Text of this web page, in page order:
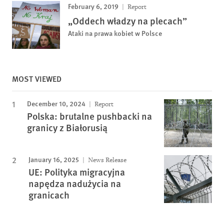
February 6, 2019 Report
„Oddech władzy na plecach”
Ataki na prawa kobiet w Polsce
MOST VIEWED
December 10, 2024 Report
Polska: brutalne pushbacki na
granicy z Białorusią
January 16, 2025 News Release
UE: Polityka migracyjna
napędza nadużycia na
granicach